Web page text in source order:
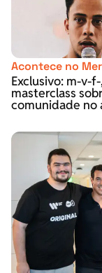
Acontece no
Exclusivo: m-v-
masterclass
comunidade no